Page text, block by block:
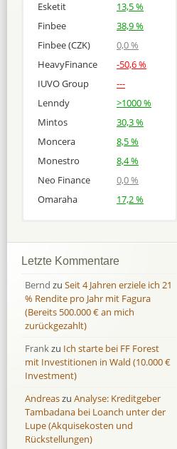
Esketit
13,5 %
Finbee
38,9 %
Finbee (CZK)
0,0 %
HeavyFinance
-50,6 %
IUVO Group
---
Lenndy
>1000 %
Mintos
30,3 %
Moncera
8,5 %
Monestro
8,4 %
Neo Finance
0,0 %
Omaraha
17,2 %
Bondora
Finbee
43,2%
Finbee (CZK)
0,0 %
HeavyFinance
IUVO Group
-32,2 %
Lenndy
-314,6 %
Moncera
8,0 %
Monestro
9,1 %
Bondora
Finbee
35,2%
Finbee (CZK)
0,0 %
HeavyFinance
IUVO Group
-55,0 %
Lenndy
146,5 %
Moncera
11,1 %
Monestro
>1000%
Letzte Kommentare
Bernd zu Seit 4 Jahren erziele ich 21
% Rendite pro Jahr mit Fagura
(Bereits 500.000 € an mich
zurückgezahlt)
Frankzu Ich starte bei FF Forest
mit Investitionen in Wald (10.000 €
Investment)
Andreaszu Analyse: Kreditgeber
Tambadana bei Loanch unter der
Lupe (Akquisekosten und
Rückstellungen)